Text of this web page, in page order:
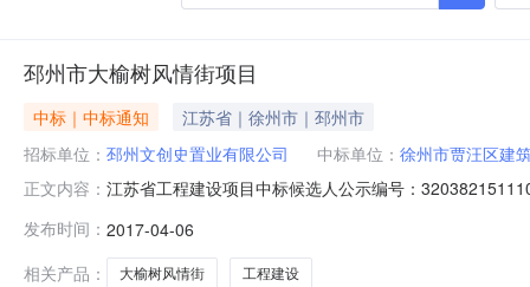
邳州市大榆树风情街项目
中标｜中标通知
江苏省｜徐州市｜邳州市
招标单位： 邳州文创史置业有限公司 中标单位： 徐州市贾汪区建
正文内容： 江苏省工程建设项目中标候选人公示编号：
标候选人名称徐州市贾汪区建筑工程总公司徐州中安建
发布时间： 2017-04-06
相关产品：
大榆树风情街 工程建设